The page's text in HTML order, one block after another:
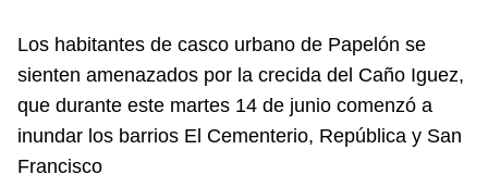
Los habitantes de casco urbano de Papelón se
sienten amenazados por la crecida del Caño Iguez,
que durante este martes 14 de junio comenzó a
inundar los barrios El Cementerio, República y San
Francisco